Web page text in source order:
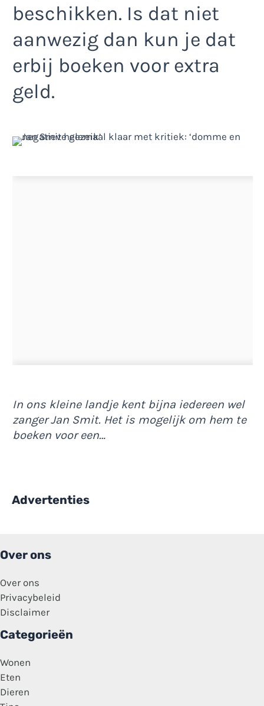
beschikken. Is dat niet
aanwezig dan kun je dat
erbij boeken voor extra
geld.
In ons kleine landje kent bijna iedereen wel
zanger Jan Smit. Het is mogelijk om hem te
boeken voor een…
Advertenties
Over ons
Over ons
Privacybeleid
Disclaimer
Categorieën
Wonen
Eten
Dieren